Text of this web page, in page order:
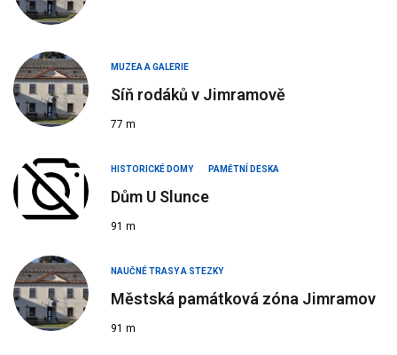
MUZEA A GALERIE
Síň rodáků v Jimramově
77 m
HISTORICKÉ DOMY PAMĚTNÍ DESKA
Dům U Slunce
91 m
NAUČNÉ TRASY A STEZKY
Městská památková zóna Jimramov
91 m